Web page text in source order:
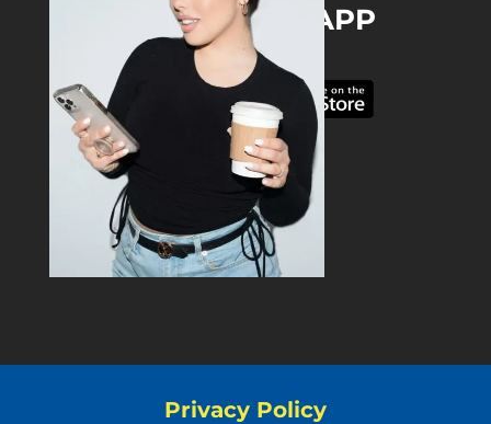
DOWNLOAD THE APP
Privacy Policy